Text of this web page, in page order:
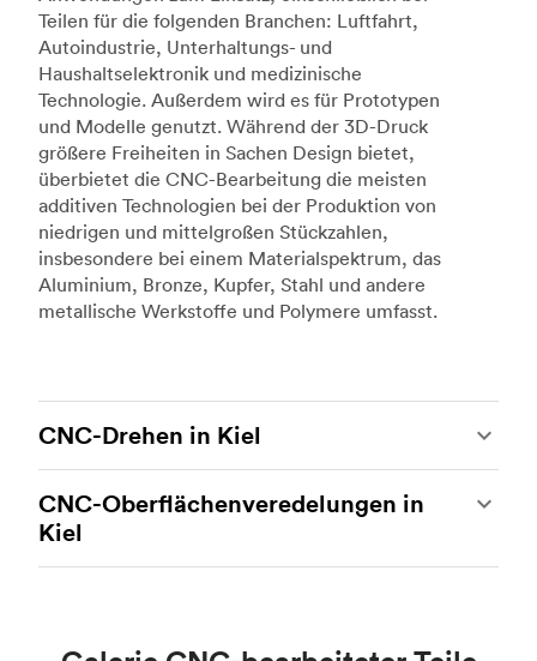
Teilen für die folgenden Branchen: Luftfahrt,
Autoindustrie, Unterhaltungs- und
Haushaltselektronik und medizinische
Technologie. Außerdem wird es für Prototypen
und Modelle genutzt. Während der 3D-Druck
größere Freiheiten in Sachen Design bietet,
überbietet die CNC-Bearbeitung die meisten
additiven Technologien bei der Produktion von
niedrigen und mittelgroßen Stückzahlen,
insbesondere bei einem Materialspektrum, das
Aluminium, Bronze, Kupfer, Stahl und andere
metallische Werkstoffe und Polymere umfasst.
CNC-Drehen in Kiel
weitere beliebte Art der CNC-Bearbeitung, bei
der hochmoderne Drehmaschinen und
Drehzentren zum Einsatz kommen, um
CNC-Oberflächenveredelungen in
Kiel